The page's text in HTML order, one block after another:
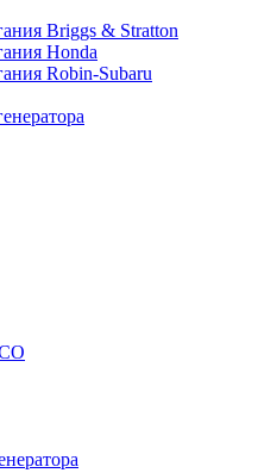
Briggs & Stratton
Honda
Robin-Subaru